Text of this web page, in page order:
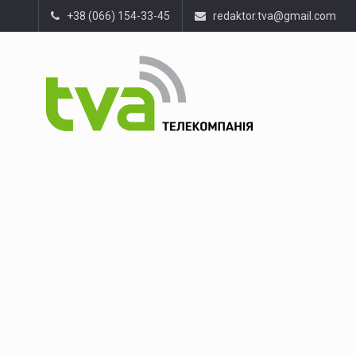
+38 (066) 154-33-45 redaktor.tva@gmail.com